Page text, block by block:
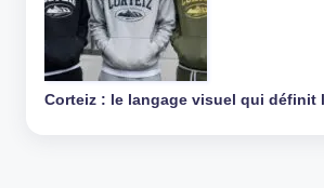
Corteiz : le langage visuel qui définit